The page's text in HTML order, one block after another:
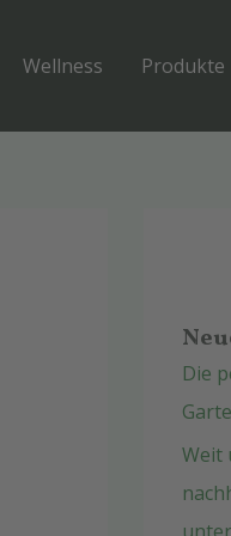
Wellness Produkte
Die
Weit